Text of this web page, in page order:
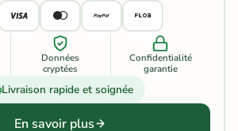
Données
cryptées
Confidentialité
garantie
Livraison rapide et soignée
En savoir plus